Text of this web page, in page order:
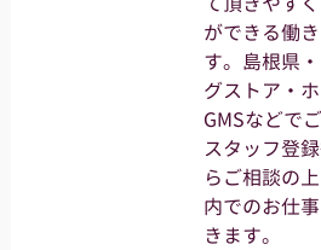
ができる働
す。島根県
グストア・
GMSなどで
スタッフ登
らご相談の
内でのお仕
きます。